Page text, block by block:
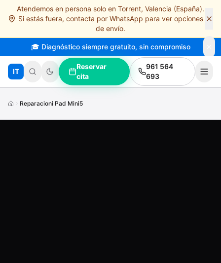
Saltar al contenido principal
Atendemos en persona solo en Torrent, Valencia (España).
Si estás fuera, contacta por WhatsApp para ver opciones
de envío.
🎓 Diagnóstico siempre gratuito, sin compromiso
IT
Reservar
cita
961 564
693
Reparacioni Pad Mini5